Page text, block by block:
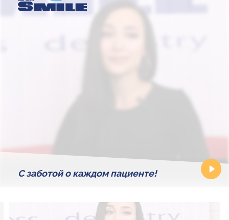
С заботой о каждом пациенте!